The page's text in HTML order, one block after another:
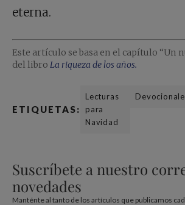
eterna.
Este artículo se basa en el capítulo “Un
del libro La riqueza de los años.
ETIQUETAS:
Lecturas
para
Navidad
Suscríbete a nuestro
novedades
Manténte al tanto de los artículos que publicamos